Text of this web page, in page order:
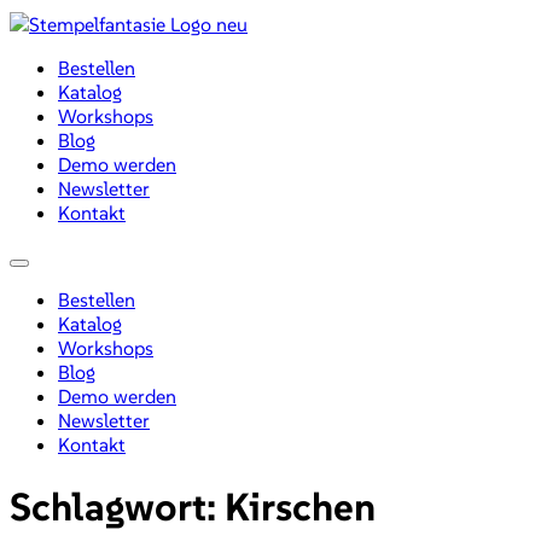
Zum
wechselnBestellen
Katalog
Workshops
Blog
Demo werden
Newsletter
Kontakt
Menü
Bestellen
Katalog
Workshops
Blog
Demo werden
Newsletter
Kontakt
Schlagwort: Kirschen